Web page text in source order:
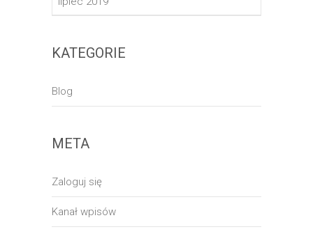
KATEGORIE
Blog
META
Zaloguj się
Kanał wpisów